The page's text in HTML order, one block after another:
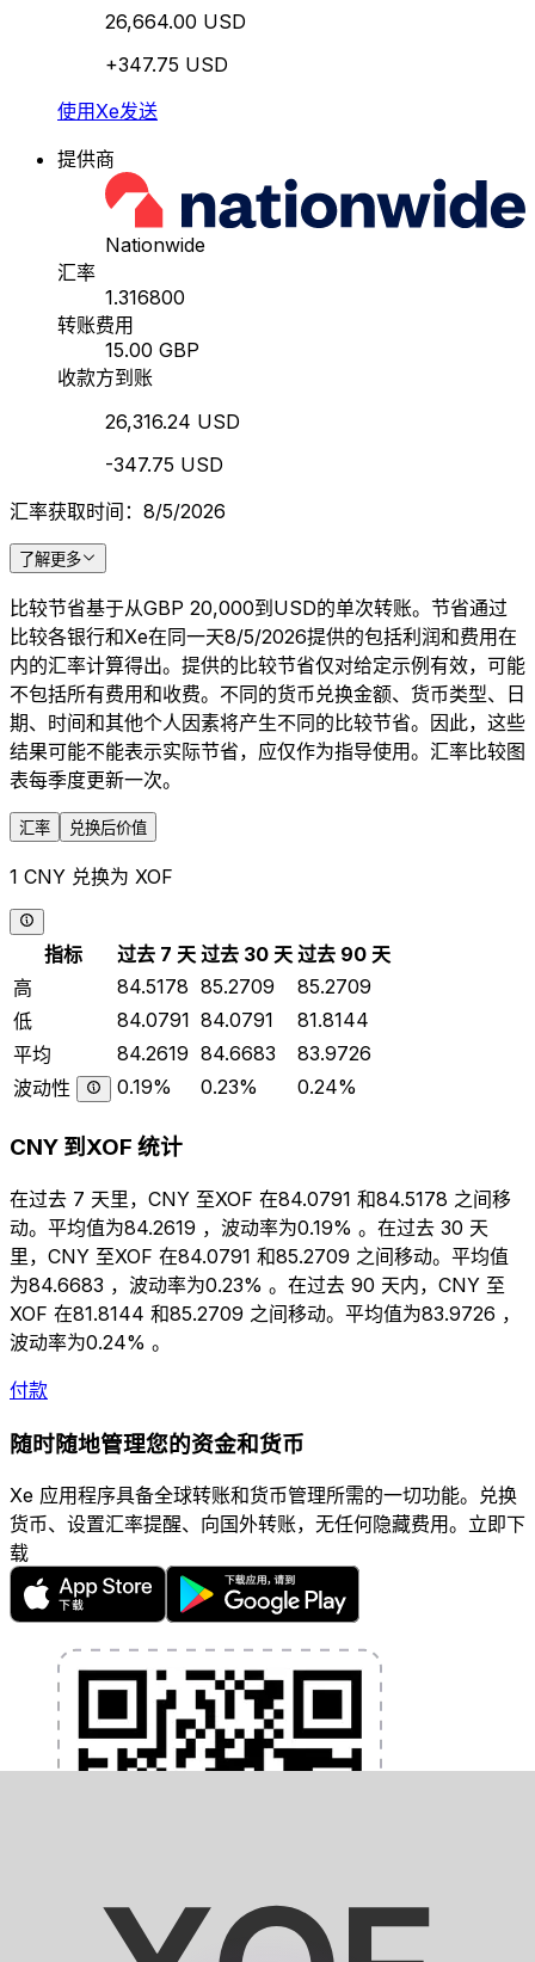
26,664.00 USD
+347.75 USD
使用Xe发送
提供商
Nationwide
汇率
1.316800
转账费用
15.00 GBP
收款方到账
26,316.24 USD
-347.75 USD
汇率获取时间：8/5/2026
了解更多
比较节省基于从GBP 20,000到USD的单次转账。节省通过
比较各银行和Xe在同一天8/5/2026提供的包括利润和费用在
内的汇率计算得出。提供的比较节省仅对给定示例有效，可能
不包括所有费用和收费。不同的货币兑换金额、货币类型、日
期、时间和其他个人因素将产生不同的比较节省。因此，这些
结果可能不能表示实际节省，应仅作为指导使用。汇率比较图
表每季度更新一次。
汇率 兑换后价值
1 CNY 兑换为 XOF
指标 过去 7 天 过去 30 天 过去 90 天
高
84.5178 85.2709
85.2709
低
84.0791 84.0791
81.8144
平均
84.2619 84.6683
83.9726
波动性
0.19% 0.23% 0.24%
CNY 到XOF 统计
在过去 7 天里，CNY 至XOF 在84.0791 和84.5178 之间移
动。平均值为84.2619 ，波动率为0.19% 。在过去 30 天
里，CNY 至XOF 在84.0791 和85.2709 之间移动。平均值
为84.6683 ，波动率为0.23% 。在过去 90 天内，CNY 至
XOF 在81.8144 和85.2709 之间移动。平均值为83.9726 ，
波动率为0.24% 。
付款
随时随地管理您的资金和货币
Xe 应用程序具备全球转账和货币管理所需的一切功能。兑换
货币、设置汇率提醒、向国外转账，无任何隐藏费用。立即下
载